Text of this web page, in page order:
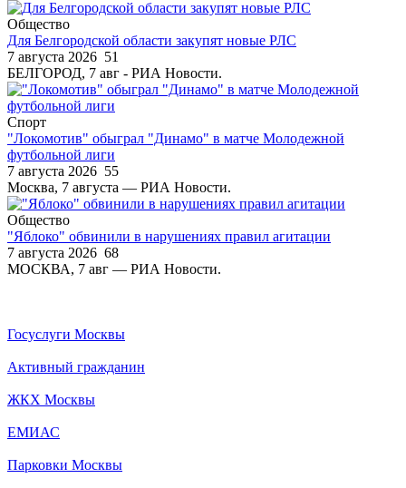
Общество
Для Белгородской области закупят новые РЛС
7 августа 2026 51
БЕЛГОРОД, 7 авг - РИА Новости.
Спорт
"Локомотив" обыграл "Динамо" в матче Молодежной
футбольной лиги
7 августа 2026 55
Москва, 7 августа — РИА Новости.
Общество
"Яблоко" обвинили в нарушениях правил агитации
7 августа 2026 68
МОСКВА, 7 авг — РИА Новости.
Госуслуги Москвы
Активный гражданин
ЖКХ Москвы
ЕМИАС
Парковки Москвы